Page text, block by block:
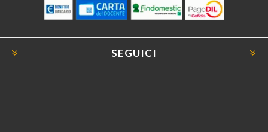
SEGUICI